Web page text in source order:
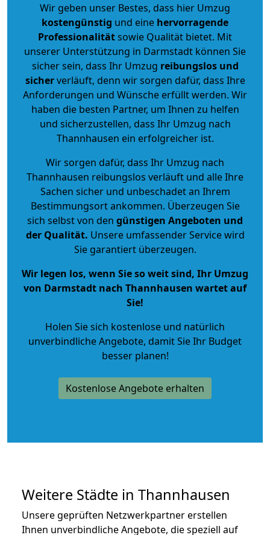
Wir geben unser Bestes, dass hier Umzug
kostengünstig und eine hervorragende
Professionalitätsowie Qualität bietet. Mit
unserer Unterstützung in Darmstadt können Sie
sicher sein, dass Ihr Umzug reibungslos und
sicherverläuft, denn wir sorgen dafür, dass Ihre
Anforderungen und Wünsche erfüllt werden. Wir
haben die besten Partner, um Ihnen zu helfen
und sicherzustellen, dass Ihr Umzug nach
Thannhausen ein erfolgreicher ist.
Wir sorgen dafür, dass Ihr Umzug nach
Thannhausen reibungslos verläuft und alle Ihre
Sachen sicher und unbeschadet an Ihrem
Bestimmungsort ankommen. Überzeugen Sie
sich selbst von den günstigen Angeboten und
der Qualität. Unsere umfassender Service wird
Sie garantiert überzeugen.
Wir legen los, wenn Sie so weit sind, Ihr Umzug
von Darmstadt nach Thannhausen wartet auf
Sie!
Holen Sie sich kostenlose und natürlich
unverbindliche Angebote, damit Sie Ihr Budget
besser planen!
Kostenlose Angebote erhalten
Weitere Städte in Thannhausen
Unsere geprüften Netzwerkpartner erstellen
Ihnen unverbindliche Angebote, die speziell auf